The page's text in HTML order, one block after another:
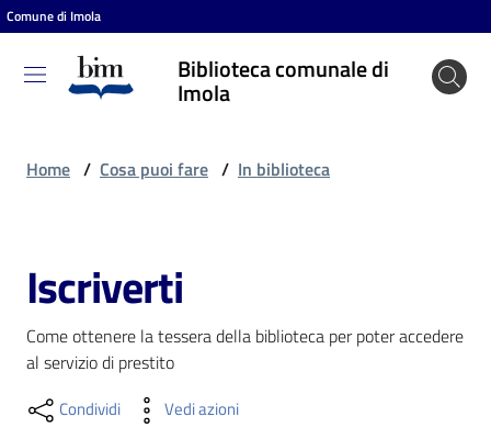
Vai al contenuto
Vai alla navigazione
Vai al footer
Comune di Imola
Biblioteca comunale di
Imola
Biblioteca
comunale
Cosa
puoi
Home / Cosa puoi fare / In biblioteca
Salta al contenuto
Iscriverti
Come ottenere la tessera della biblioteca per poter accedere
al servizio di prestito
Condividi Vedi azioni